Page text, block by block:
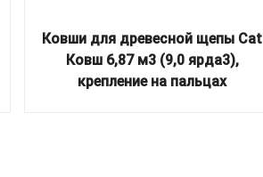
Ковши для древесной щепы Cat
Ковш 6,87 м3 (9,0 ярда3),
крепление на пальцах